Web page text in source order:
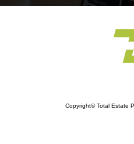
Copyright© Total Estate